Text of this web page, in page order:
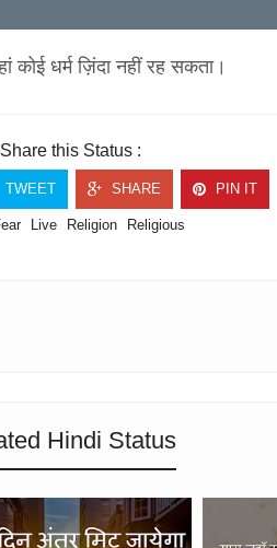
कोई धर्म ज़िंदा नहीं रह सकता।
Share this Status :
TWEET SHARE PIN IT
Live Religion Religious
Hindi Status